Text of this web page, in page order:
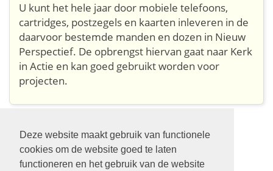
Deze website maakt gebruik van functionele
cookies om de website goed te laten
functioneren en het gebruik van de website
U kunt het hele jaar door mobiele telefoons,
cartridges, postzegels en kaarten inleveren in de
daarvoor bestemde manden en dozen in Nieuw
Perspectief. De opbrengst hiervan gaat naar Kerk
in Actie en kan goed gebruikt worden voor
projecten.
Volg ons op: